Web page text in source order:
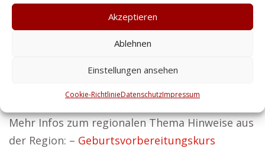
Akzeptieren
Ablehnen
Einstellungen ansehen
Cookie-RichtlinieDatenschutzImpressum
bieten Privatkunden umfassenden Schutz.
Unsere Philosophie: Sicherheit ist der
Grundstein, auf dem Erfolg ruht. Mit unseren
Dienstleistungen halten wir Ihr Unternehmen in
Ihre Werte.
Mehr Infos zum regionalen Thema Hinweise aus
der Region: – Geburtsvorbereitungskurs